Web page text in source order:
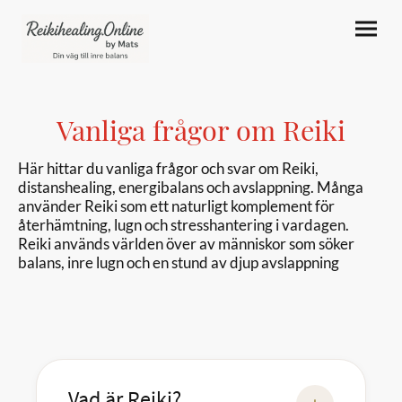
Vanliga frågor om Reiki
Här hittar du vanliga frågor och svar om Reiki,
distanshealing, energibalans och avslappning. Många
använder Reiki som ett naturligt komplement för
återhämtning, lugn och stresshantering i vardagen.
Reiki används världen över av människor som söker
balans, inre lugn och en stund av djup avslappning